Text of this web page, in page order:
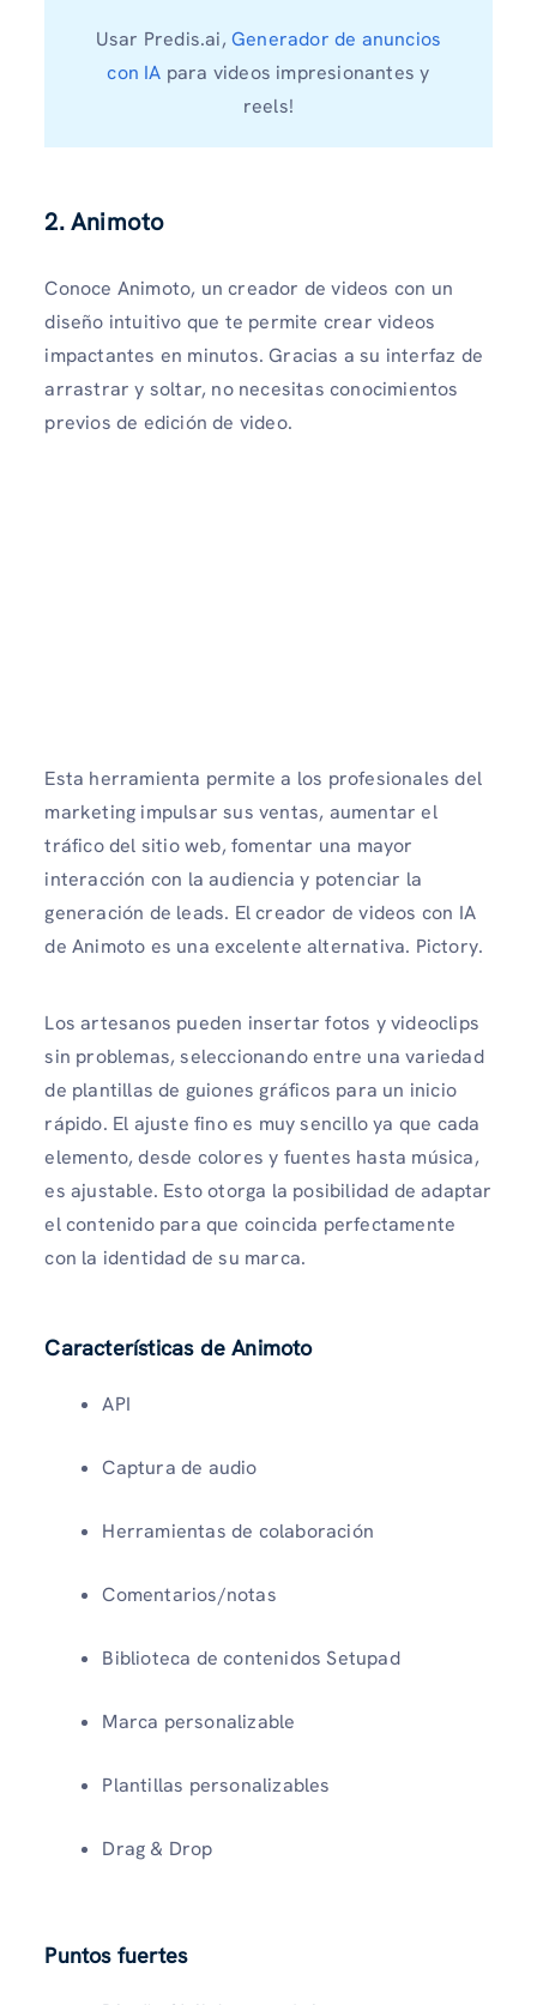
Usar Predis.ai, Generador de anuncios
con IA para videos impresionantes y
reels!
2.Animoto
Conoce Animoto, un creador de videos con un
diseño intuitivo que te permite crear videos
impactantes en minutos. Gracias a su interfaz de
arrastrar y soltar, no necesitas conocimientos
previos de edición de video.
Esta herramienta permite a los profesionales del
marketing impulsar sus ventas, aumentar el
tráfico del sitio web, fomentar una mayor
interacción con la audiencia y potenciar la
generación de leads. El creador de videos con IA
de Animoto es una excelente alternativa. Pictory.
Los artesanos pueden insertar fotos y videoclips
sin problemas, seleccionando entre una variedad
de plantillas de guiones gráficos para un inicio
rápido. El ajuste fino es muy sencillo ya que cada
elemento, desde colores y fuentes hasta música,
es ajustable. Esto otorga la posibilidad de adaptar
el contenido para que coincida perfectamente
con la identidad de su marca.
Características de Animoto
API
Captura de audio
Herramientas de colaboración
Comentarios/notas
Biblioteca de contenidos Setupad
Marca personalizable
Plantillas personalizables
Drag & Drop
Puntos fuertes